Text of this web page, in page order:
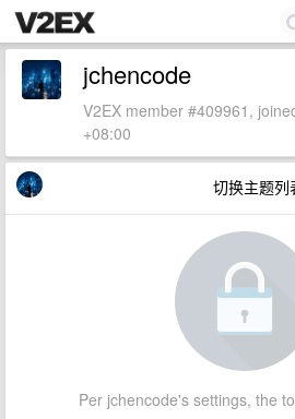
jchencode
V2EX member #409961,
+08:00
切换主题列
Per jchencode's settings, the